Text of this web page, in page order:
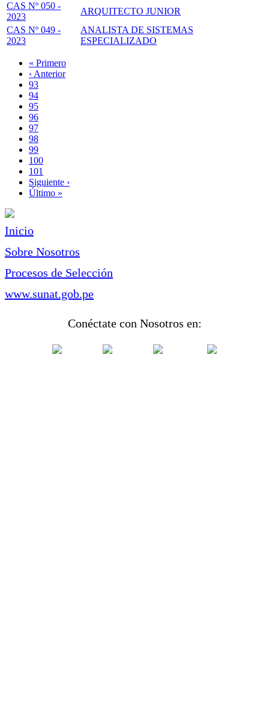
CAS Nº 050 -
2023
ARQUITECTO JUNIOR
CAS Nº 049 -
2023
ANALISTA DE SISTEMAS
ESPECIALIZADO
Paginación
Primera
página
« Primero
Página
anterior
‹ Anterior
Page
93
Page
94
Page
95
Page
96
Página
actual
97
Page
98
Page
99
Page
100
Page
101
Siguiente
página
Siguiente ›
Última
Último »
Inicio
Sobre Nosotros
Procesos de Selección
www.sunat.gob.pe
Conéctate con Nosotros en: